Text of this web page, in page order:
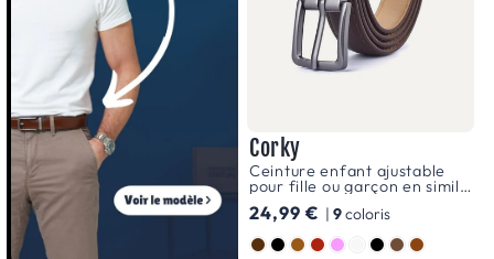
la
fois
résistantes
et
faciles
Corky
Ceinture enfant ajustable
pour fille ou garçon en simili
vegan, modèle Corky
Prix
habituel
24,99 € | 9coloris
Couleur